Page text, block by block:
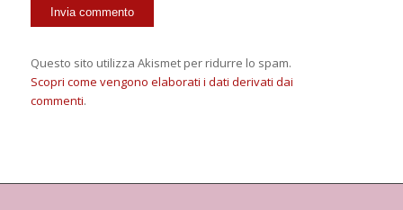
Questo sito utilizza Akismet per ridurre lo spam.
Scopri come vengono elaborati i dati derivati dai
commenti.